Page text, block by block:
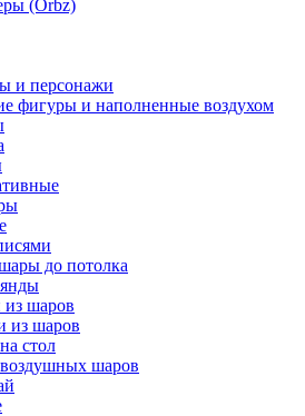
(Orbz)
и персонажи
фигуры и наполненные воздухом
до потолка
шаров
из шаров
стол
шаров